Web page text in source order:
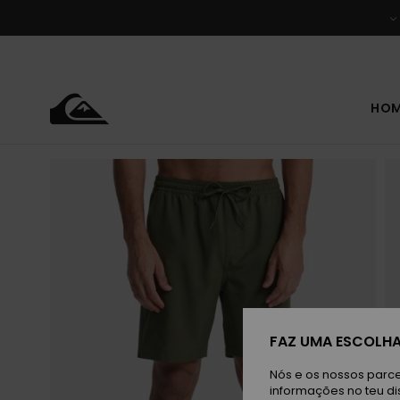
do
FAZ UMA
Nós e os nossos
informações no teu